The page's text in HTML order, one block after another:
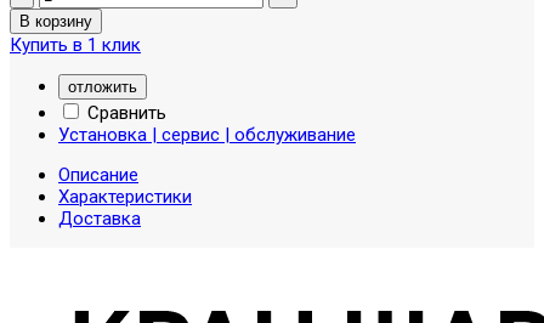
Купить в 1 клик
отложить
Сравнить
Установка | сервис | обслуживание
Описание
Характеристики
Доставка